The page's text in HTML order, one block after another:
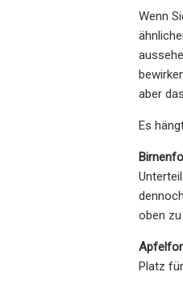
Wenn
aber
Es
oben zu
Platz